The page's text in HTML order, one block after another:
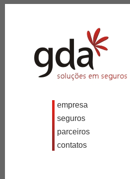
empresa
seguros
parceiros
contatos